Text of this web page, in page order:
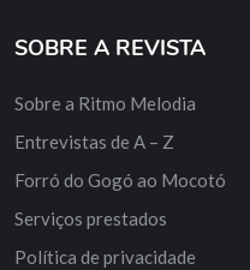
SOBRE A REVISTA
Sobre a Ritmo Melodia
Entrevistas de A – Z
Forró do Gogó ao Mocotó
Serviços prestados
Política de privacidade